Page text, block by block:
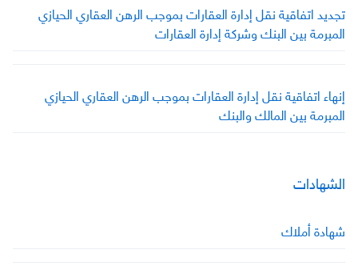
تجديد اتفاقية نقل إدارة العقارات بموجب الرهن العقاري الحيازي
المبرمة بين البنك وشركة إدارة العقارات
إنهاء اتفاقية نقل إدارة العقارات بموجب الرهن العقاري الحيازي
المبرمة بين المالك والبنك
الشهادات
شهادة أملاك